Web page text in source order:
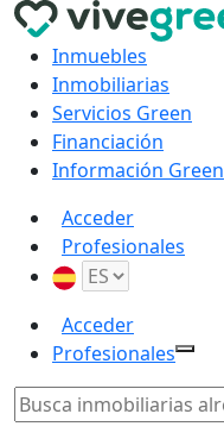
Inmuebles
Inmobiliarias
Servicios Green
Financiación
Información Green
Acceder
Profesionales
Acceder
Profesionales